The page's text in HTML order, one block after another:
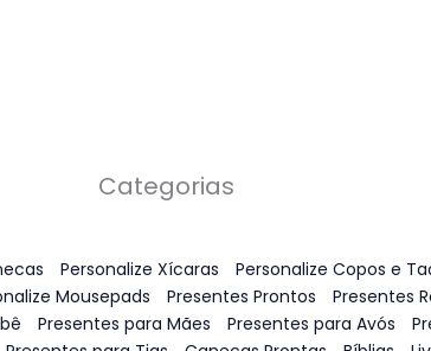
Categorias
Personalize Xícaras
Personalize Copos e
Mousepads Presentes Prontos
Presentes
Presentes para Mães Presentes para Avós